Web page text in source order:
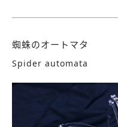
蜘蛛のオートマタ
Spider automata